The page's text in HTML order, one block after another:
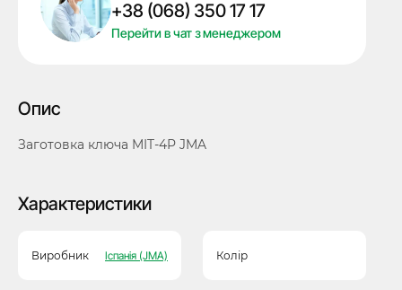
кількість
+38 (068) 350 17 17
Перейти в чат з менеджером
Опис
Заготовка ключа MIT-4P JMA
Характеристики
Виробник Іспанія (JMA) Колір